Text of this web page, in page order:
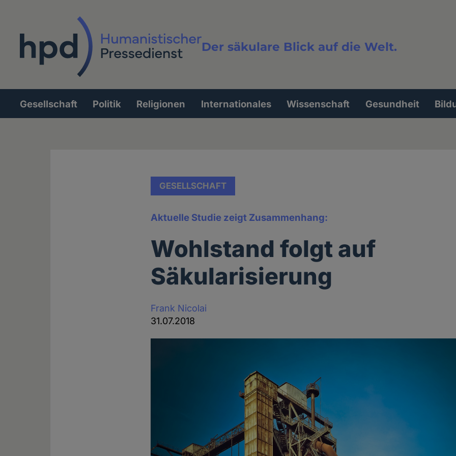
Der säkulare Blick auf die Welt.
Volltextsuche
Hauptnavigation
Gesellschaft Politik Religionen Internationales Wissenschaft Gesundheit
GESELLSCHAFT
Aktuelle Studie zeigt Zusammenhang:
Wohlstand folgt auf
Säkularisierung
Frank Nicolai
31.07.2018